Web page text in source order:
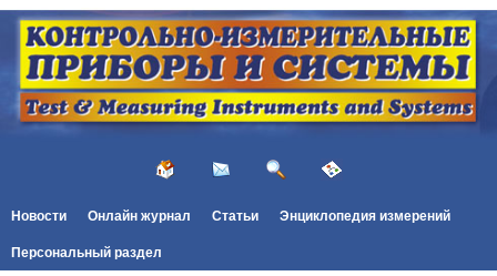
Новости Онлайн журнал Статьи Энциклопедия измерений
Персональный раздел